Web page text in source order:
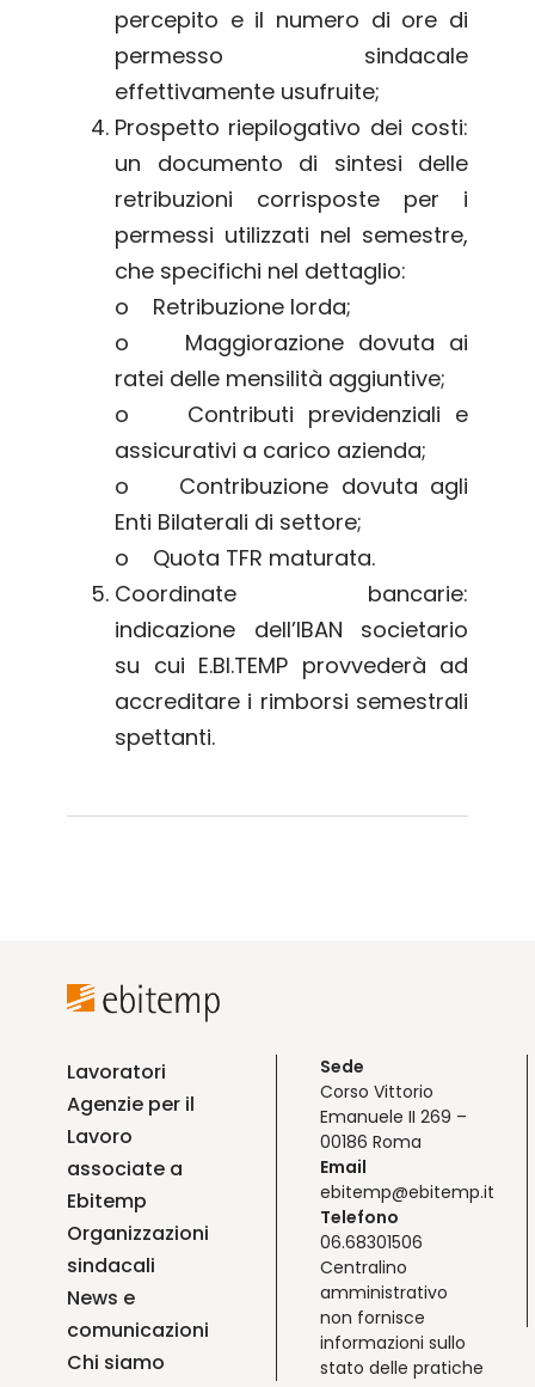
percepito e il numero di ore di
permesso sindacale
effettivamente usufruite;
Prospetto riepilogativo dei costi:
un documento di sintesi delle
retribuzioni corrisposte per i
permessi utilizzati nel semestre,
che specifichi nel dettaglio:
o Retribuzione lorda;
o Maggiorazione dovuta ai
ratei delle mensilità aggiuntive;
o Contributi previdenziali e
assicurativi a carico azienda;
o Contribuzione dovuta agli
Enti Bilaterali di settore;
o Quota TFR maturata.
Coordinate bancarie:
indicazione dell’IBAN societario
su cui E.BI.TEMP provvederà ad
accreditare i rimborsi semestrali
spettanti.
Lavoratori
Agenzie per il
Lavoro
associate a
Ebitemp
Organizzazioni
sindacali
News e
comunicazioni
Chi siamo
Sede
Corso Vittorio
Emanuele II 269 –
00186 Roma
Email
ebitemp@ebitemp.it
Telefono
06.68301506
Centralino
amministrativo
non fornisce
informazioni sullo
stato delle pratiche